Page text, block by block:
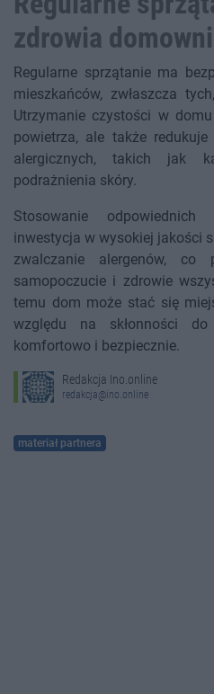
zdrowia
Regularne sprzątanie ma
mieszkańców, zwłaszcza
Utrzymanie czystości w
powietrza, ale także
alergicznych, takich jak
podrażnienia skóry.
Stosowanie
inwestycja w wysokiej jakości
zwalczanie alergenów, co
samopoczucie i zdrowie
temu dom może stać się
względu na skłonności
komfortowo i bezpiecznie.
Redakcja Ino.online
redakcja@ino.online
materiał partnera